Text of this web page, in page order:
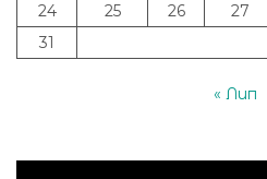
24
25 26 27
31
« Лип